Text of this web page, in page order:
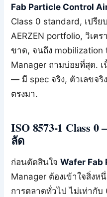
Fab Particle Control
Class 0 standard, เปรีย
AERZEN portfolio, วิเค
ขาด, จนถึง mobilization
Manager ถามบ่อยที่สุด.
— มี spec จริง, ตัวเลขจ
ตรงมา.
ISO 8573-1 Class
ลัด
ก่อนตัดสินใจWafer Fab
Manager ต้องเข้าใจสิ่งห
การตลาดทั่วไป ไม่เท่ากับ